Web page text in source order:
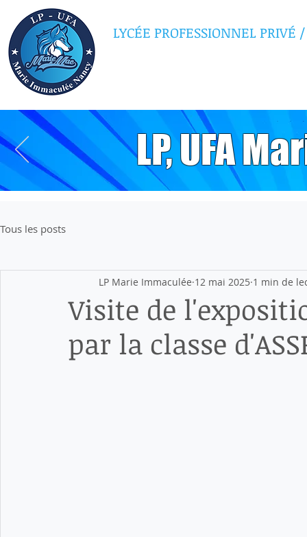
LYCÉE PROFESSIONNEL PRIVÉ /
LP, UFA
Tous les posts
Visite de
par la classe
LP Marie Immaculée 12 mai 2025 1 min de